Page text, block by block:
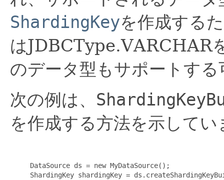
ShardingKeyを作成する
はJDBCType.VARCHAR
のデータ型もサポートす
次の例は、
を作成する方法を示してい
     DataSource ds = new MyDataSource();
ShardingKey shardingKey =